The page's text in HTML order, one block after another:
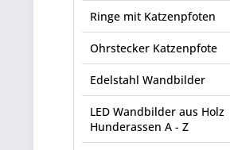
Ringe mit Katzenpfoten
Ohrstecker Katzenpfote
Edelstahl Wandbilder
LED Wandbilder aus Holz
Hunderassen A - Z